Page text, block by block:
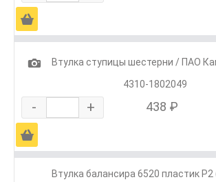
Ä
1
Втулка ступицы шестерни / ПАО
4310-1802049
- + 438 ₽
Ä
Втулка балансира 6520 пластик